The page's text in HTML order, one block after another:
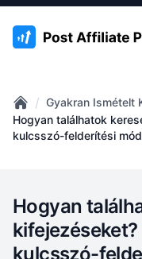
:site.title
Home
/ Gyakran Ismételt
Hogyan találhatok
kulcsszó-felderítési
Hogyan
kulcsszó-